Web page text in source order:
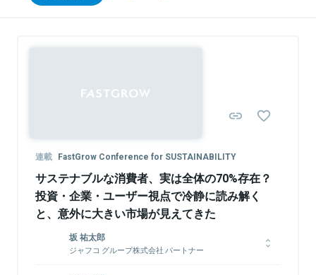
連載 FastGrow Conference for SUSTAINABILITY
サステナブルな消費者、実は全体の70%存在？
投資・企業・ユーザー視点で冷静に読み解く
と、意外に大きい市場が見えてきた
坂 祐太郎
ジャフコ グループ株式会社 パートナー